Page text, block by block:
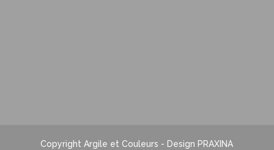
Copyright Argile et Couleurs - Design PRAXINA